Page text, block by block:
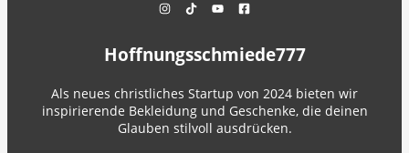
Hoffnungsschmiede777
Als neues christliches Startup von 2024 bieten wir
inspirierende Bekleidung und Geschenke, die deinen
Glauben stilvoll ausdrücken.